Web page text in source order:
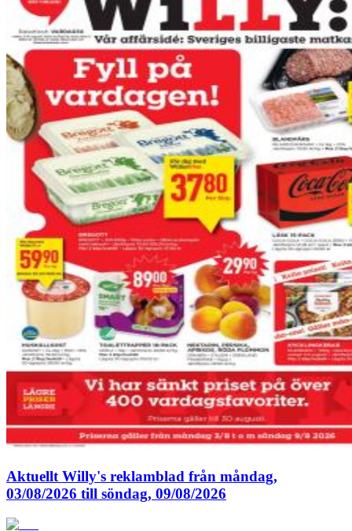
Aktuellt Willy's reklamblad från måndag,
03/08/2026 till söndag, 09/08/2026